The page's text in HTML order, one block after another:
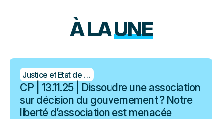
À LAUNE
Justice et Etat de droit
CP | 13.11.25 | Dissoudre une association
sur décision du gouvernement ? Notre
liberté d’association est menacée